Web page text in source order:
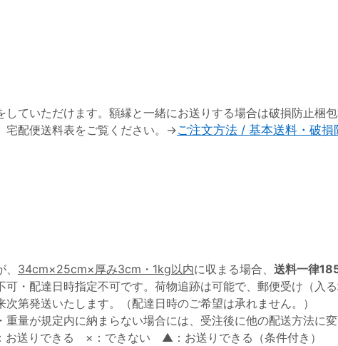
していただけます。額縁と一緒にお送りする場合は破損防止梱
宅配便送料表をご覧ください。→ご注文方法 / 基本送料・破損
34cm×25cm×厚み3cm・1kg以内に収まる場合、 送料一律
可・配達日時指定不可です。荷物追跡は可能で、郵便受け（入
次第発送いたします。（配達日時のご希望は承れません。）
重量が規定内に納まらない場合には、受注後に他の配送方法に
お送りできる ×：できない ▲：お送りできる（条件付き）